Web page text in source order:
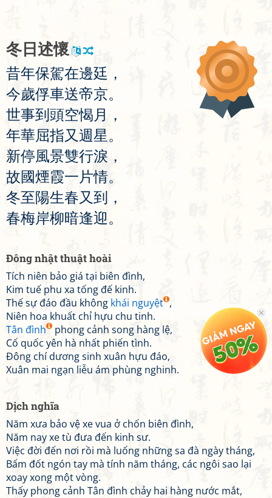
冬日 述懷
昔年保駕在邊廷 ，
今歲俘車送帝京。
世事到 頭空愒 月
，
年華屈指又週星。
新停風景雙行淚 ，
故國煙霞一片情。
冬至陽生春又到 ，
春梅岸柳暗逢迎。
Đông nhật thuật hoài
Tích niên bảo giá tại biên đình,
Kim tuế phu xa tống đế kinh.
Thế sự đáo đầu không khái nguyệt ,
Niên hoa khuất chỉ hựu chu tinh.
Tân đình
phong cảnh song hàng lệ,
Cố quốc yên hà nhất phiến tình.
Đông chí dương sinh xuân hựu đáo,
Xuân mai ngạn liễu ám phùng nghinh.
Dịch nghĩa
Năm xưa bảo vệ xe vua ở chốn biên đình,
Năm nay xe tù đưa đến kinh sư.
Việc đời đến nơi rồi mà luống những sa đà ngày tháng,
Bấm đốt ngón tay mà tính năm tháng, các ngôi sao lại
xoay xong một vòng.
Thấy phong cảnh Tân đình chảy hai hàng nước mắt,